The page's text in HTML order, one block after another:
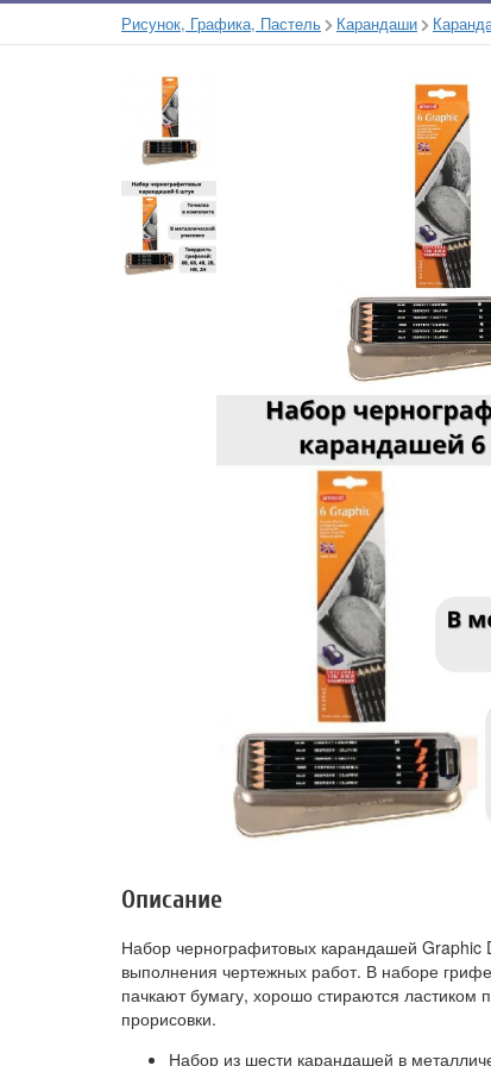
Рисунок, Графика, Пастель Карандаши
Описание
Набор чернографитовых карандашей Graphic
выполнения чертежных работ. В наборе
пачкают бумагу, хорошо стираются ластиком
прорисовки.
Набор из шести карандашей в